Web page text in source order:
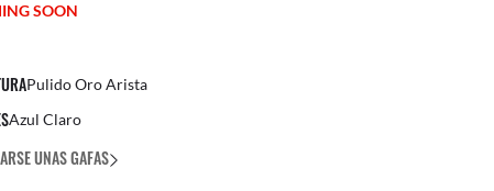
SOON
Pulido Oro Arista
Azul Claro
UNAS GAFAS